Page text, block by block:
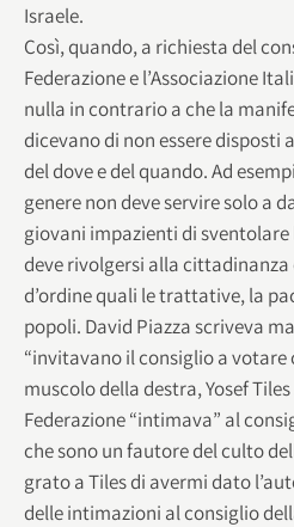
Israele.
Così, quando, a richiesta del
Federazione e l’Associazione
nulla in contrario a che la
dicevano di non essere disposti
del dove e del quando. Ad
genere non deve servire solo a
giovani impazienti di sventolare
deve rivolgersi alla
d’ordine quali le trattative, la
popoli. David Piazza scriveva
“invitavano il consiglio a votare
muscolo della destra, Yosef
Federazione “intimava” al
che sono un fautore del culto
grato a Tiles di avermi dato
delle intimazioni al consiglio